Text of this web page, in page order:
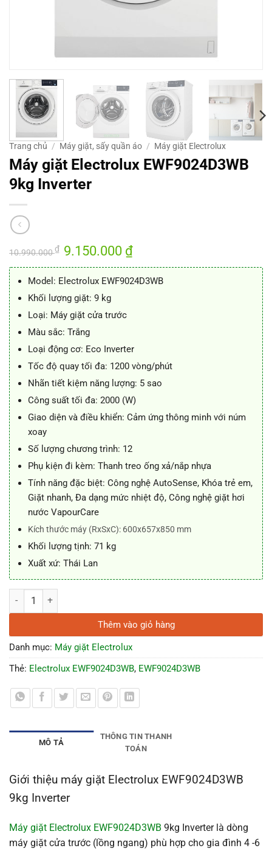
Trang chủ / Máy giặt, sấy quần áo / Máy giặt Electrolux
Máy giặt Electrolux EWF9024D3WB
9kg Inverter
10.990.000₫ Giá
gốc
là:
9.150.000 ₫Giá
tại
9.150.000 ₫.
Model: Electrolux EWF9024D3WB
Khối lượng giặt: 9 kg
Loại: Máy giặt cửa trước
Màu sắc: Trắng
Loại động cơ: Eco Inverter
Tốc độ quay tối đa: 1200 vòng/phút
Nhãn tiết kiệm năng lượng: 5 sao
Công suất tối đa: 2000 (W)
Giao diện và điều khiển: Cảm ứng thông minh với núm
xoay
Số lượng chương trình: 12
Phụ kiện đi kèm: Thanh treo ống xả/nắp nhựa
Tính năng đặc biệt: Công nghệ AutoSense, Khóa trẻ em,
Giặt nhanh, Đa dạng mức nhiệt độ, Công nghệ giặt hơi
nước VapourCare
Kích thước máy (RxSxC): 600x657x850 mm
Khối lượng tịnh: 71 kg
Xuất xứ: Thái Lan
Máy giặt Electrolux EWF9024D3WB 9kg Inverter số lượng
Thêm vào giỏ hàng
Danh mục: Máy giặt Electrolux
Thẻ: Electrolux EWF9024D3WB, EWF9024D3WB
MÔ TẢ
THÔNG TIN THANH
TOÁN
Giới thiệu máy giặt Electrolux EWF9024D3WB
9kg Inverter
Máy giặt Electrolux EWF9024D3WB 9kg Inverter là dòng
máy giặt cửa trước (lồng ngang) phù hợp cho gia đình 4 -6